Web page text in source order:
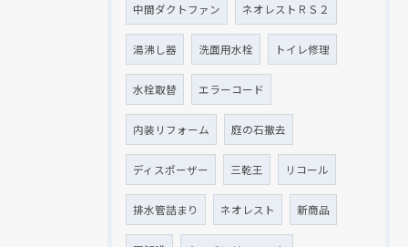
中間ダクトファン ネオレストＲＳ２
湯沸し器 洗面用水栓 トイレ修理
水栓取替 エラーコード
内装リフォーム 庭の石撤去
ディスポーザー 三乾王 リコール
排水管詰まり ネオレスト 新商品